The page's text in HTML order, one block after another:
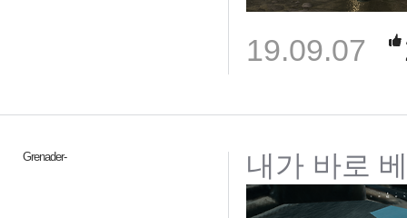
19.09.07
Grenader- 내가 바로